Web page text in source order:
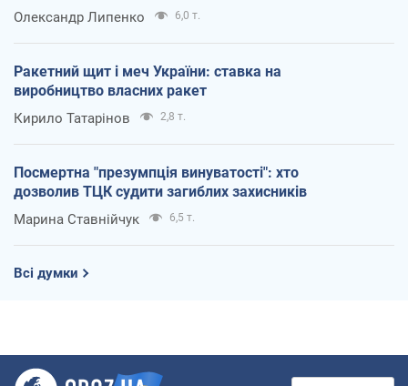
Олександр Липенко 6,0 т.
Ракетний щит і меч України: ставка на
виробництво власних ракет
Кирило Татарінов 2,8 т.
Посмертна "презумпція винуватості": хто
дозволив ТЦК судити загиблих захисників
Марина Ставнійчук 6,5 т.
Всі думки